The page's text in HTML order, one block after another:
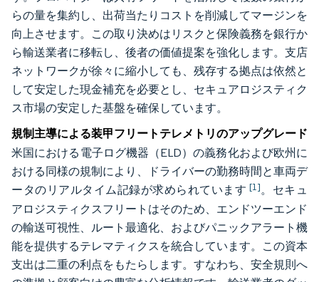
らの量を集約し、出荷当たりコストを削減してマージンを
向上させます。この取り決めはリスクと保険義務を銀行か
ら輸送業者に移転し、後者の価値提案を強化します。支店
ネットワークが徐々に縮小しても、残存する拠点は依然と
して安定した現金補充を必要とし、セキュアロジスティク
ス市場の安定した基盤を確保しています。
規制主導による装甲フリートテレメトリのアップグレード
米国における電子ログ機器（ELD）の義務化および欧州に
おける同様の規制により、ドライバーの勤務時間と車両デ
ータのリアルタイム記録が求められています [1]。セキュ
アロジスティクスフリートはそのため、エンドツーエンド
の輸送可視性、ルート最適化、およびパニックアラート機
能を提供するテレマティクスを統合しています。この資本
支出は二重の利点をもたらします。すなわち、安全規則へ